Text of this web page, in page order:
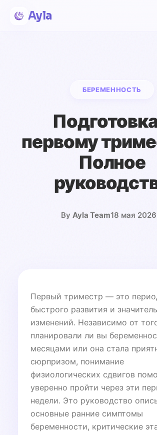
Ayla
БЕРЕМЕННОСТЬ
первому
Полное
By Ayla Team18 мая 2026
Первый триместр — это
быстрого развития и
изменений. Независимо от
планировали ли вы
месяцами или она стала
сюрпризом, понимание
физиологических сдвигов
уверенно пройти через эти
недели. Это руководство
основные ранние симптомы
беременности, критические